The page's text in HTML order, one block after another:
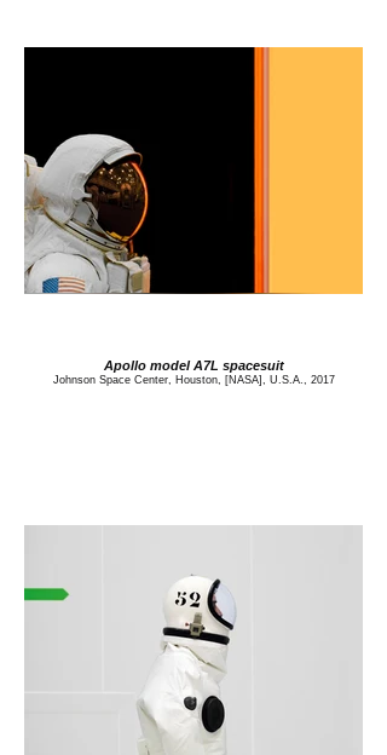
Apollo model A7L spacesuit
Johnson Space Center, Houston, [NASA], U.S.A., 2017